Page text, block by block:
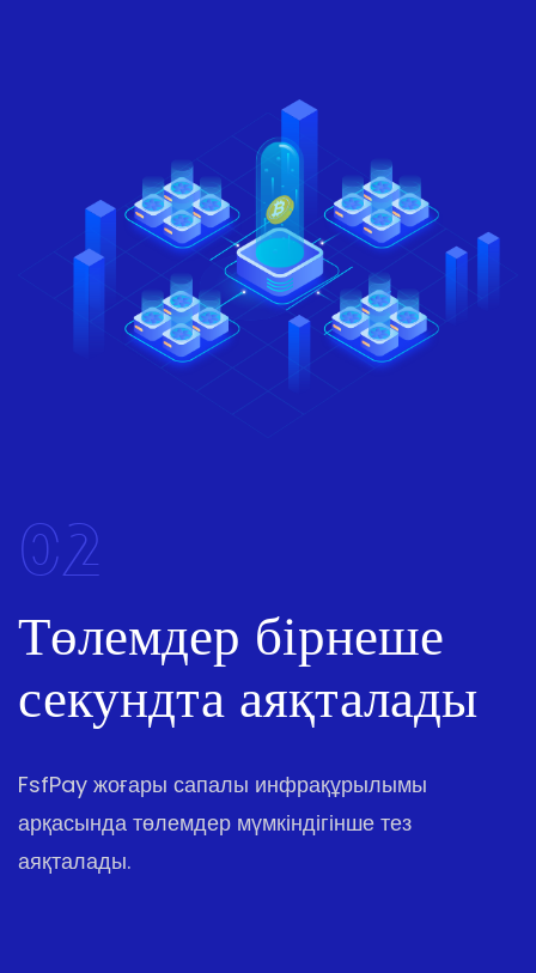
02
Төлемдер бірнеше
секундта аяқталады
FsfPay жоғары сапалы инфрақұрылымы
арқасында төлемдер мүмкіндігінше тез
аяқталады.